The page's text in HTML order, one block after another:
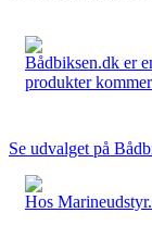
Bådbiksen.dk er
produkter
Se udvalget på
Hos